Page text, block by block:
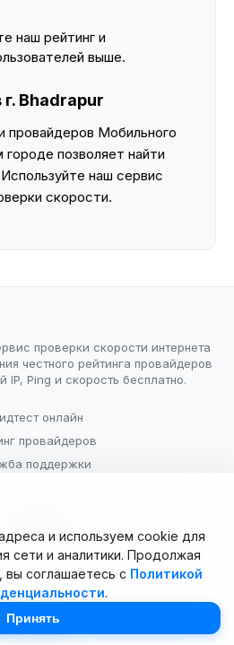
наш рейтинг и
выше.
Bhadrapur
провайдеров Мобильного
позволяет найти
наш сервис
скорости.
проверки скорости интернета
честного рейтинга провайдеров
IP, Ping и скорость бесплатно.
онлайн
провайдеров
поддержки
использования
(ИП Долматова В.В.). Все права
и используем cookie для
сети и аналитики. Продолжая
вы соглашаетесь с Политикой
.
Принять